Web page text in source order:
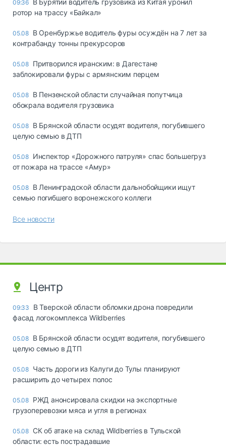
09:36 В Бурятии водитель грузовика из Китая уронил
ротор на трассу «Байкал»
05.08 В Оренбуржье водитель фуры осуждён на 7 лет за
контрабанду тонны прекурсоров
05.08 Притворился иранским: в Дагестане
заблокировали фуры с армянским перцем
05.08 В Пензенской области случайная попутчица
обокрала водителя грузовика
05.08 В Брянской области осудят водителя, погубившего
целую семью в ДТП
05.08 Инспектор «Дорожного патруля» спас большегруз
от пожара на трассе «Амур»
05.08 В Ленинградской области дальнобойщики ищут
семью погибшего воронежского коллеги
Все новости
Центр
09:33
В Тверской области обломки дрона повредили
фасад логокомплекса Wildberries
05.08 В Брянской области осудят водителя, погубившего
целую семью в ДТП
05.08 Часть дороги из Калуги до Тулы планируют
расширить до четырех полос
05.08 РЖД анонсировала скидки на экспортные
грузоперевозки мяса и угля в регионах
05.08 СК об атаке на склад Wildberries в Тульской
области: есть пострадавшие